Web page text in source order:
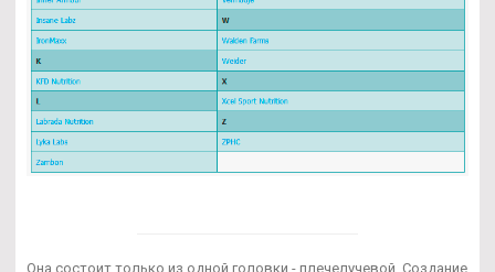
Она состоит только из одной головки - плечелучевой. Создание